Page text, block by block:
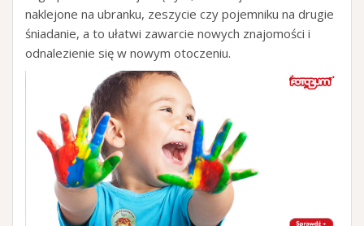
naklejone na ubranku, zeszycie czy pojemniku na drugie
śniadanie, a to ułatwi zawarcie nowych znajomości i
odnalezienie się w nowym otoczeniu.